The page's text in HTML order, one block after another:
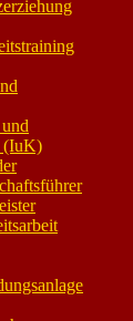
(IuK)